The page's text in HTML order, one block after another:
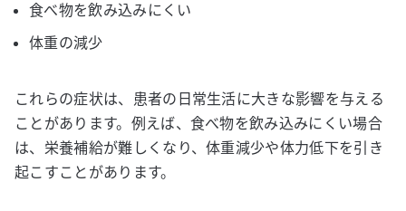
食べ物を飲み込みにくい
体重の減少
これらの症状は、患者の日常生活に大きな影響を与える
ことがあります。例えば、食べ物を飲み込みにくい場合
は、栄養補給が難しくなり、体重減少や体力低下を引き
起こすことがあります。